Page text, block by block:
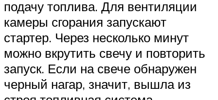
подачу топлива. Для вентиляции
камеры сгорания запускают
стартер. Через несколько минут
можно вкрутить свечу и повторить
запуск. Если на свече обнаружен
черный нагар, значит, вышла из